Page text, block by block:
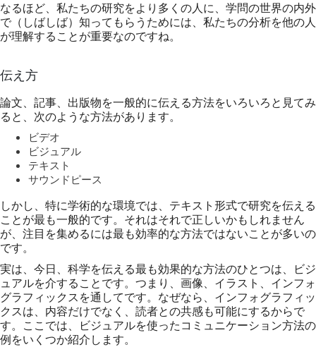
なるほど、私たちの研究をより多くの人に、学問の世界の内外
で（しばしば）知ってもらうためには、私たちの分析を他の人
が理解することが重要なのですね。
伝え方
論文、記事、出版物を一般的に伝える方法をいろいろと見てみ
ると、次のような方法があります。
ビデオ
ビジュアル
テキスト
サウンドピース
しかし、特に学術的な環境では、テキスト形式で研究を伝える
ことが最も一般的です。それはそれで正しいかもしれません
が、注目を集めるには最も効率的な方法ではないことが多いの
です。
実は、今日、科学を伝える最も効果的な方法のひとつは、ビジ
ュアルを介することです。つまり、画像、イラスト、インフォ
グラフィックスを通してです。なぜなら、インフォグラフィッ
クスは、内容だけでなく、読者との共感も可能にするからで
す。ここでは、ビジュアルを使ったコミュニケーション方法の
例をいくつか紹介します。